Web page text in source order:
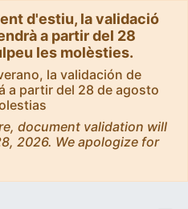
d'estiu, la validació
a partir del 28
les molèsties.
la validación de
a partir del 28 de agosto
document validation will
2026. We apologize for